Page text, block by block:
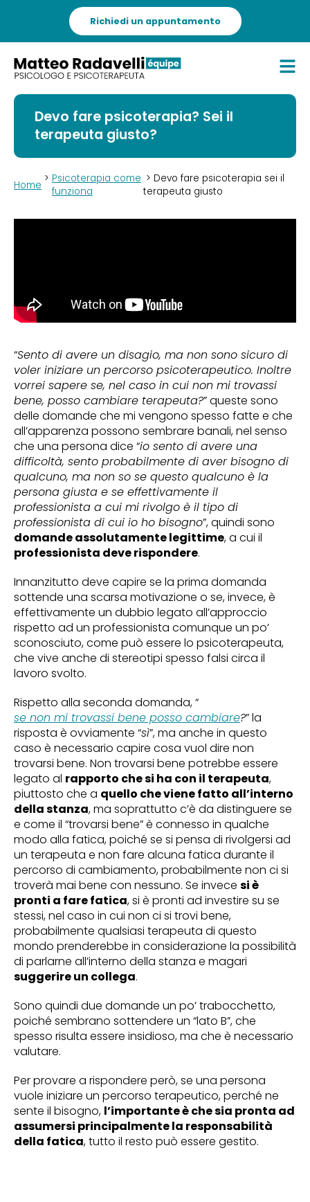
Richiedi un appuntamento
Devo fare psicoterapia? Sei il
terapeuta giusto?
Home > Psicoterapia come
funziona
> Devo fare psicoterapia sei il
terapeuta giusto
“Sento di avere un disagio, ma non sono sicuro di
voler iniziare un percorso psicoterapeutico. Inoltre
vorrei sapere se, nel caso in cui non mi trovassi
bene, posso cambiare terapeuta?” queste sono
delle domande che mi vengono spesso fatte e che
all’apparenza possono sembrare banali, nel senso
che una persona dice “io sento di avere una
difficoltà, sento probabilmente di aver bisogno di
qualcuno, ma non so se questo qualcuno è la
persona giusta e se effettivamente il
professionista a cui mi rivolgo è il tipo di
professionista di cui io ho bisogno”, quindi sono
domande assolutamente legittime, a cui il
professionista deve rispondere.
Innanzitutto deve capire se la prima domanda
sottende una scarsa motivazione o se, invece, è
effettivamente un dubbio legato all’approccio
rispetto ad un professionista comunque un po’
sconosciuto, come può essere lo psicoterapeuta,
che vive anche di stereotipi spesso falsi circa il
lavoro svolto.
Rispetto alla seconda domanda, “
se non mi trovassi bene posso cambiare?” la
risposta è ovviamente “sì”, ma anche in questo
caso è necessario capire cosa vuol dire non
trovarsi bene. Non trovarsi bene potrebbe essere
legato al rapporto che si ha con il terapeuta,
piuttosto che a quello che viene fatto all’interno
della stanza, ma soprattutto c’è da distinguere se
e come il “trovarsi bene” è connesso in qualche
modo alla fatica, poiché se si pensa di rivolgersi ad
un terapeuta e non fare alcuna fatica durante il
percorso di cambiamento, probabilmente non ci si
troverà mai bene con nessuno. Se invece si è
pronti a fare fatica, si è pronti ad investire su se
stessi, nel caso in cui non ci si trovi bene,
probabilmente qualsiasi terapeuta di questo
mondo prenderebbe in considerazione la possibilità
di parlarne all’interno della stanza e magari
suggerire un collega.
Sono quindi due domande un po’ trabocchetto,
poiché sembrano sottendere un “lato B”, che
spesso risulta essere insidioso, ma che è necessario
valutare.
Per provare a rispondere però, se una persona
vuole iniziare un percorso terapeutico, perché ne
sente il bisogno, l’importante è che sia pronta ad
assumersi principalmente la responsabilità
della fatica, tutto il resto può essere gestito.